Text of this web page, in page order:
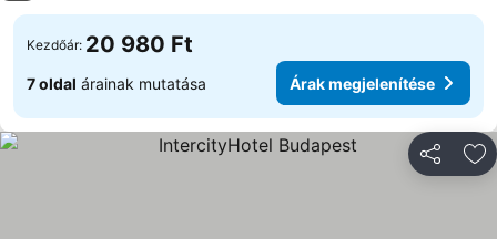
Kezdőár: 20 980 Ft
7 oldal árainak mutatása Árak megjelenítése